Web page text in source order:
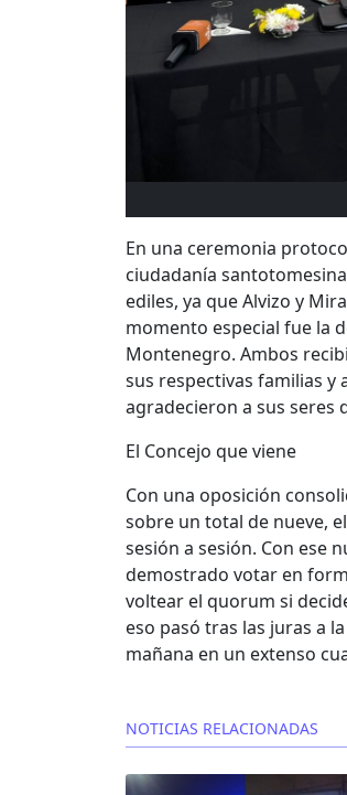
En una ceremonia
ciudadanía
ediles, ya que Alvizo y
momento especial fue la
Montenegro. Ambos
sus respectivas familias y
agradecieron a sus seres
El Concejo que viene
Con una oposición
sobre un total de nueve,
sesión a sesión. Con ese
demostrado votar en
voltear el quorum si
eso pasó tras las juras a
mañana en un extenso
NOTICIAS RELACIONADAS